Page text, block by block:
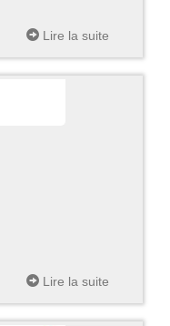
Lire la suite
Lire la suite